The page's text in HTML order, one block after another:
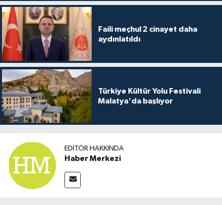
Faili meçhul 2 cinayet daha
aydınlatıldı
Türkiye Kültür Yolu Festivali
Malatya'da başlıyor
EDITÖR HAKKINDA
Haber Merkezi